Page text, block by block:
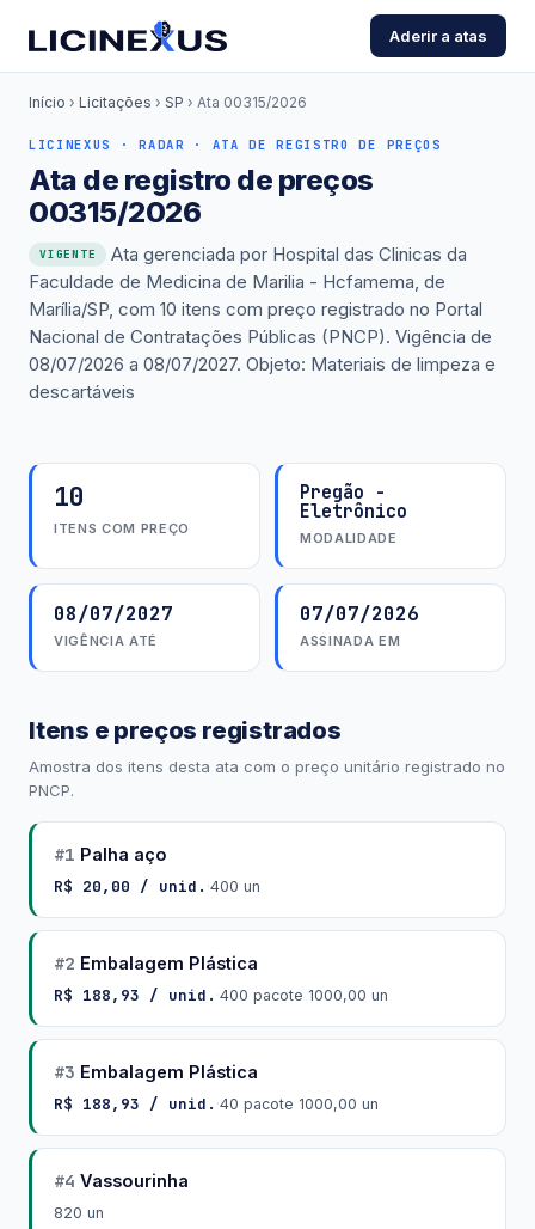
Aderir a atas
Início › Licitações › SP › Ata 00315/2026
LICINEXUS · RADAR · ATA DE REGISTRO DE PREÇOS
Ata de registro de preços
00315/2026
VIGENTE
Ata gerenciada por Hospital das Clinicas da
Faculdade de Medicina de Marilia - Hcfamema, de
Marília/SP, com 10 itens com preço registrado no Portal
Nacional de Contratações Públicas (PNCP). Vigência de
08/07/2026 a 08/07/2027. Objeto: Materiais de limpeza e
descartáveis
10
ITENS COM PREÇO
Pregão -
Eletrônico
MODALIDADE
08/07/2027
VIGÊNCIA ATÉ
07/07/2026
ASSINADA EM
Itens e preços registrados
Amostra dos itens desta ata com o preço unitário registrado no
PNCP.
#1 Palha aço
R$ 20,00 / unid. ·400 un
#2 Embalagem Plástica
R$ 188,93 / unid. ·400 pacote 1000,00 un
#3 Embalagem Plástica
R$ 188,93 / unid. ·40 pacote 1000,00 un
#4 Vassourinha
820 un